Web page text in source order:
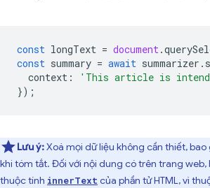
const longText = document.
const summary = await summarizer .
context :
'This article is
});
Lưu ý:Xoá mọi dữ liệu không cần thiết, bao
khi tóm tắt. Đối với nội dung có trên trang web,
thuộc tính innerText của phần tử HTML, vì